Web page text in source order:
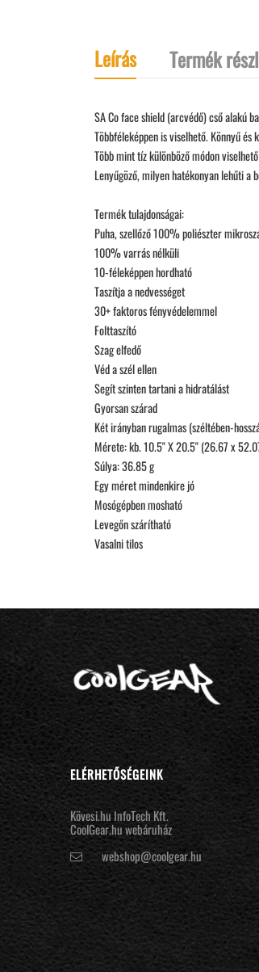
Leírás Termék
SA Co face shield (arcvédő) cső alakú
Többféleképpen is viselhető. Könnyű
Több mint tíz különböző módon
Lenyűgöző, milyen hatékonyan lehűti
Termék tulajdonságai:
Puha, szellőző 100% poliészter
100% varrás nélküli
10-féleképpen hordható
Taszítja a nedvességet
30+ faktoros fényvédelemmel
Folttaszító
Szag elfedő
Véd a szél ellen
Segít szinten tartani a hidratálást
Gyorsan szárad
Két irányban rugalmas (széltében-
Mérete: kb. 10.5" X 20.5" (26.67 x
Súlya: 36.85 g
Egy méret mindenkire jó
Mosógépben mosható
Levegőn szárítható
Vasalni tilos
ELÉRHETŐSÉGEINK
Kövesi.hu InfoTech Kft.
CoolGear.hu webáruház
webshop@coolgear.hu